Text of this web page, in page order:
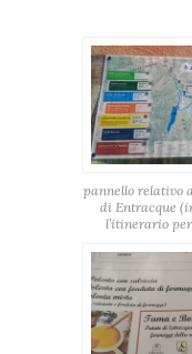
pannello relativo
di Entracque
l’itinerario